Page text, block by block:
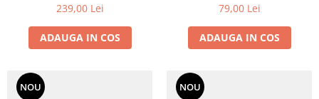
239,00 Lei
ADAUGA IN COS
79,00 Lei
ADAUGA IN COS
NOU NOU